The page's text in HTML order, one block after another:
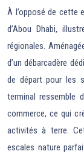
À l’opposé de cette
d’Abou Dhabi,
régionales.
d’un débarcadère
de départ pour les
terminal ressemble
commerce, ce qui
activités à terre.
escales nature